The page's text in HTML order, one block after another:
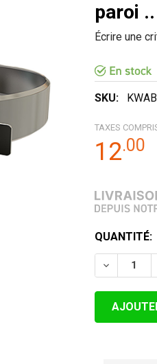
paroi ..
Écrire une
SKU:
TAXES
12.00
STOCK
ACTUEL:
QUANTITÉ: